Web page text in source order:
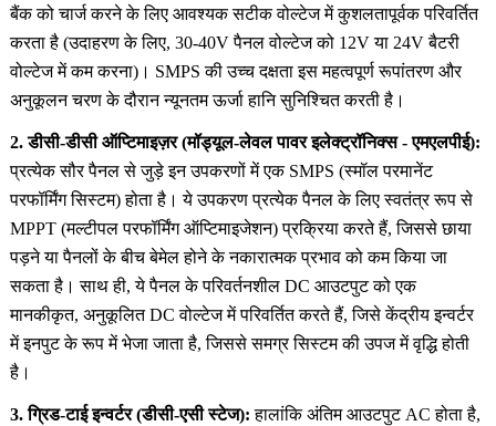
बैंक को चार्ज करने के लिए आवश्यक सटीक वोल्टेज में कुशलतापूर्वक परिवर्तित
करता है (उदाहरण के लिए, 30-40V पैनल वोल्टेज को 12V या 24V बैटरी
वोल्टेज में कम करना)। SMPS की उच्च दक्षता इस महत्वपूर्ण रूपांतरण और
अनुकूलन चरण के दौरान न्यूनतम ऊर्जा हानि सुनिश्चित करती है।
2. डीसी-डीसी ऑप्टिमाइज़र (मॉड्यूल-लेवल पावर इलेक्ट्रॉनिक्स - एमएलपीई):
प्रत्येक सौर पैनल से जुड़े इन उपकरणों में एक SMPS (स्मॉल परमानेंट
परफॉर्मिंग सिस्टम) होता है। ये उपकरण प्रत्येक पैनल के लिए स्वतंत्र रूप से
MPPT (मल्टीपल परफॉर्मिंग ऑप्टिमाइजेशन) प्रक्रिया करते हैं, जिससे छाया
पड़ने या पैनलों के बीच बेमेल होने के नकारात्मक प्रभाव को कम किया जा
सकता है। साथ ही, ये पैनल के परिवर्तनशील DC आउटपुट को एक
मानकीकृत, अनुकूलित DC वोल्टेज में परिवर्तित करते हैं, जिसे केंद्रीय इन्वर्टर
में इनपुट के रूप में भेजा जाता है, जिससे समग्र सिस्टम की उपज में वृद्धि होती
है।
3. ग्रिड-टाई इन्वर्टर (डीसी-एसी स्टेज):हालांकि अंतिम आउटपुट AC होता है,